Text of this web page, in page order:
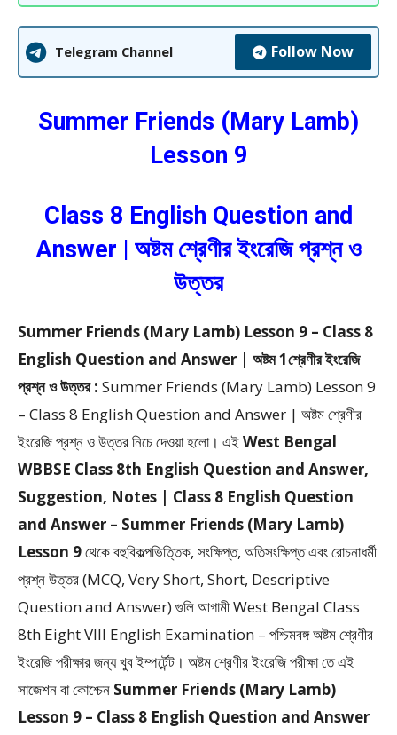
Telegram Channel Follow Now
Summer Friends (Mary Lamb)
Lesson 9
Class 8 English Question and
Answer | অষ্টম শ্রেণীর ইংরেজি প্রশ্ন ও
উত্তর
Summer Friends (Mary Lamb) Lesson 9 – Class 8
English Question and Answer | অষ্টম 1শ্রেণীর ইংরেজি
প্রশ্ন ও উত্তর : Summer Friends (Mary Lamb) Lesson 9
– Class 8 English Question and Answer | অষ্টম শ্রেণীর
ইংরেজি প্রশ্ন ও উত্তরনিচে দেওয়া হলো। এইWest Bengal
WBBSE Class 8th English Question and Answer,
Suggestion, Notes | Class 8 English Question
and Answer – Summer Friends (Mary Lamb)
Lesson 9থেকেবহুবিকল্পভিত্তিক, সংক্ষিপ্ত, অতিসংক্ষিপ্ত এবং রোচনাধর্মী
প্রশ্ন উত্তর (MCQ, Very Short, Short, Descriptive
Question and Answer)গুলি আগামী West Bengal Class
8th Eight VIII English Examination – পশ্চিমবঙ্গ অষ্টম শ্রেণীর
ইংরেজি পরীক্ষার জন্য খুব ইম্পর্টেন্ট। অষ্টম শ্রেণীর ইংরেজি পরীক্ষা তে এই
সাজেশন বা কোশ্চেন Summer Friends (Mary Lamb)
Lesson 9 – Class 8 English Question and Answer